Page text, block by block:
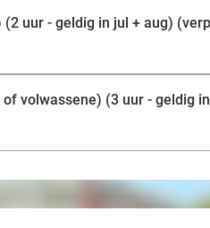
uur - geldig in jul + aug)
volwassene) (3 uur - geldig